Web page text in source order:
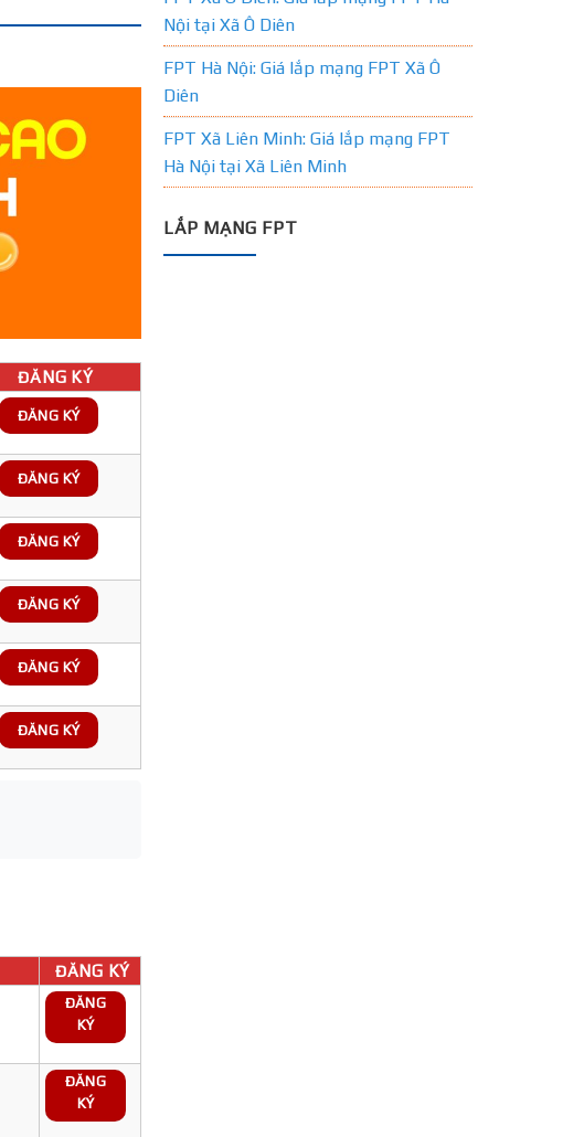
ĐĂNG KÝ
ĐĂNG KÝ
ĐĂNG KÝ
ĐĂNG KÝ
ĐĂNG KÝ
ĐĂNG KÝ
ĐĂNG KÝ
ĐĂNG KÝ
ĐĂNG
KÝ
ĐĂNG
KÝ
Nội tại Xã Ô Diên
FPT Hà Nội: Giá lắp mạng FPT Xã Ô
Diên
FPT Xã Liên Minh: Giá lắp mạng FPT
Hà Nội tại Xã Liên Minh
LẮP MẠNG FPT